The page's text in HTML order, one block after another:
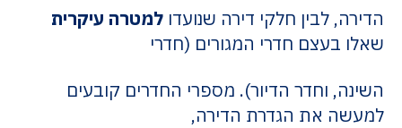
הדירה, לבין חלקי דירה שנועדו למטרה עיקרית
שאלו בעצם חדרי המגורים (חדרי
השינה, וחדר הדיור). מספרי החדרים קובעים
למעשה את הגדרת הדירה,